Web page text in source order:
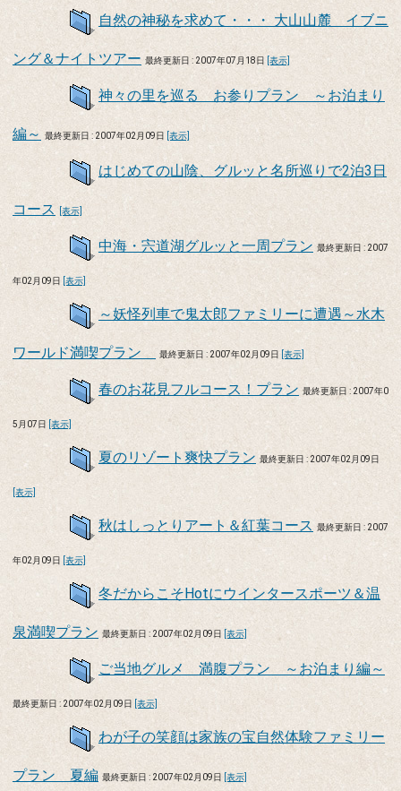
自然の神秘を求めて・・・ 大山山麓 イブニ
ング＆ナイトツアー 最終更新日 : 2007年07月18日 [表示]
神々の里を巡る お参りプラン ～お泊まり
編～ 最終更新日 : 2007年02月09日 [表示]
はじめての山陰、グルッと名所巡りで2泊3日
コース [表示]
中海・宍道湖グルッと一周プラン 最終更新日 : 2007
年02月09日 [表示]
～妖怪列車で鬼太郎ファミリーに遭遇～水木
ワールド満喫プラン 最終更新日 : 2007年02月09日 [表示]
春のお花見フルコース！プラン 最終更新日 : 2007年0
5月07日 [表示]
夏のリゾート爽快プラン 最終更新日 : 2007年02月09日
[表示]
秋はしっとりアート＆紅葉コース 最終更新日 : 2007
年02月09日 [表示]
冬だからこそHotにウインタースポーツ＆温
泉満喫プラン 最終更新日 : 2007年02月09日 [表示]
ご当地グルメ 満腹プラン ～お泊まり編～
最終更新日 : 2007年02月09日 [表示]
わが子の笑顔は家族の宝自然体験ファミリー
プラン 夏編 最終更新日 : 2007年02月09日 [表示]